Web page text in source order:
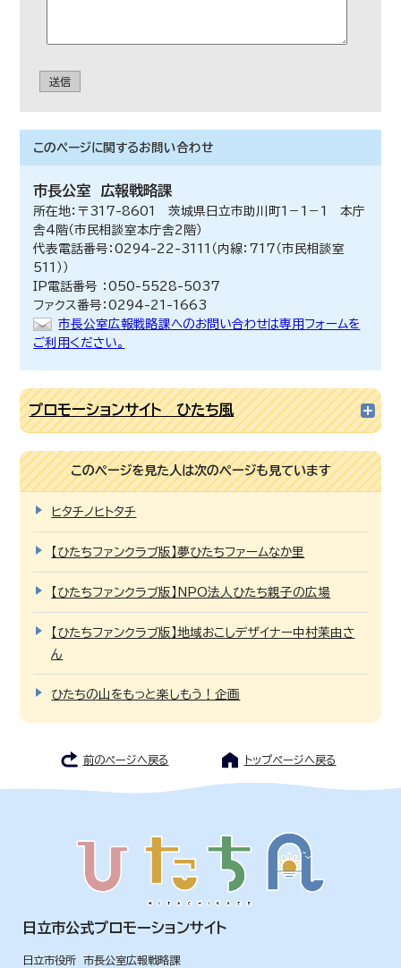
送信
このページに関するお問い合わせ
市長公室 広報戦略課
所在地：〒317-8601 茨城県日立市助川町1－1－1 本庁
舎4階（市民相談室本庁舎2階）
代表電話番号：0294-22-3111（内線：717（市民相談室
511））
IP電話番号 ：050-5528-5037
ファクス番号：0294-21-1663
市長公室広報戦略課へのお問い合わせは専用フォームを
ご利用ください。
プロモーションサイト ひたち風
このページを見た人は次のページも見ています
ヒタチノヒトタチ
【ひたちファンクラブ版】夢ひたちファームなか里
【ひたちファンクラブ版】NPO法人ひたち親子の広場
【ひたちファンクラブ版】地域おこしデザイナー中村茉由さ
ん
ひたちの山をもっと楽しもう！企画
前のページへ戻る トップページへ戻る
日立市公式プロモーションサイト
日立市役所 市長公室広報戦略課